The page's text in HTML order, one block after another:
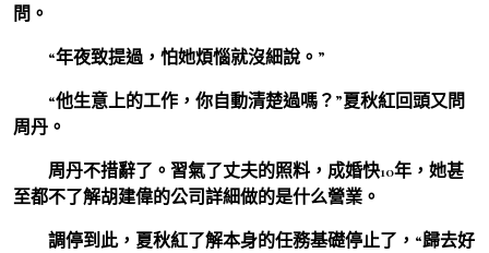
問。
“年夜致提過，怕她煩惱就沒細說。”
“他生意上的工作，你自動清楚過嗎？”夏秋紅回頭又問
周丹。
周丹不措辭了。習氣了丈夫的照料，成婚快10年，她甚
至都不了解胡建偉的公司詳細做的是什么營業。
調停到此，夏秋紅了解本身的任務基礎停止了，“歸去好